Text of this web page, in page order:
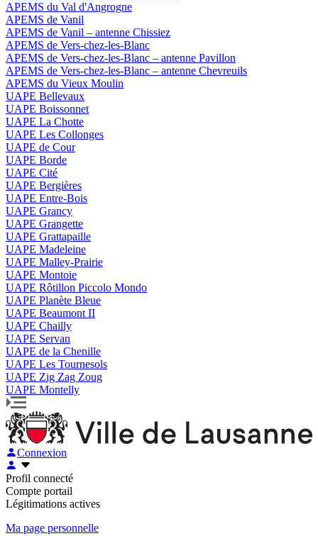
APEMS du Val d'Angrogne
APEMS de Vanil
APEMS de Vanil – antenne Chissiez
APEMS de Vers-chez-les-Blanc
APEMS de Vers-chez-les-Blanc – antenne Pavillon
APEMS de Vers-chez-les-Blanc – antenne Chevreuils
APEMS du Vieux Moulin
UAPE Bellevaux
UAPE Boissonnet
UAPE La Chotte
UAPE Les Collonges
UAPE de Cour
UAPE Borde
UAPE Cité
UAPE Bergières
UAPE Entre-Bois
UAPE Grancy
UAPE Grangette
UAPE Grattapaille
UAPE Madeleine
UAPE Malley-Prairie
UAPE Montoie
UAPE Rôtillon Piccolo Mondo
UAPE Planète Bleue
UAPE Beaumont II
UAPE Chailly
UAPE Servan
UAPE de la Chenille
UAPE Les Tournesols
UAPE Zig Zag Zoug
UAPE Montelly
Connexion
Profil connecté
Compte portail
Légitimations actives
Ma page personnelle